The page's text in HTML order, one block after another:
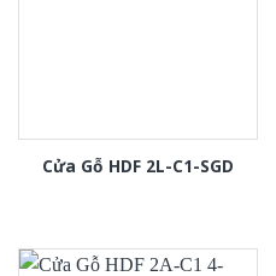
Cửa Gỗ HDF 2L-C1-SGD